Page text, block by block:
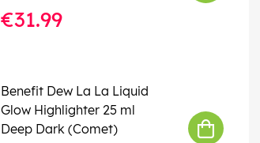
€31.99
Benefit Dew La La Liquid
Glow Highlighter 25 ml
Deep Dark (Comet)